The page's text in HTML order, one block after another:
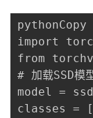
import
from
# 加载SSD模
model =
classes = [